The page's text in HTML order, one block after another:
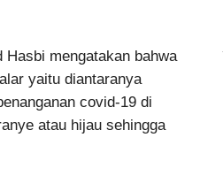
mengatakan bahwa
yaitu diantaranya
covid-19 di
atau hijau sehingga